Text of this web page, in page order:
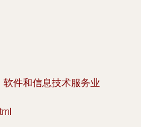
件和信息技术服务业